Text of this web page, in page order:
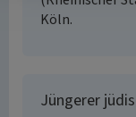
Köln.
Jüngerer